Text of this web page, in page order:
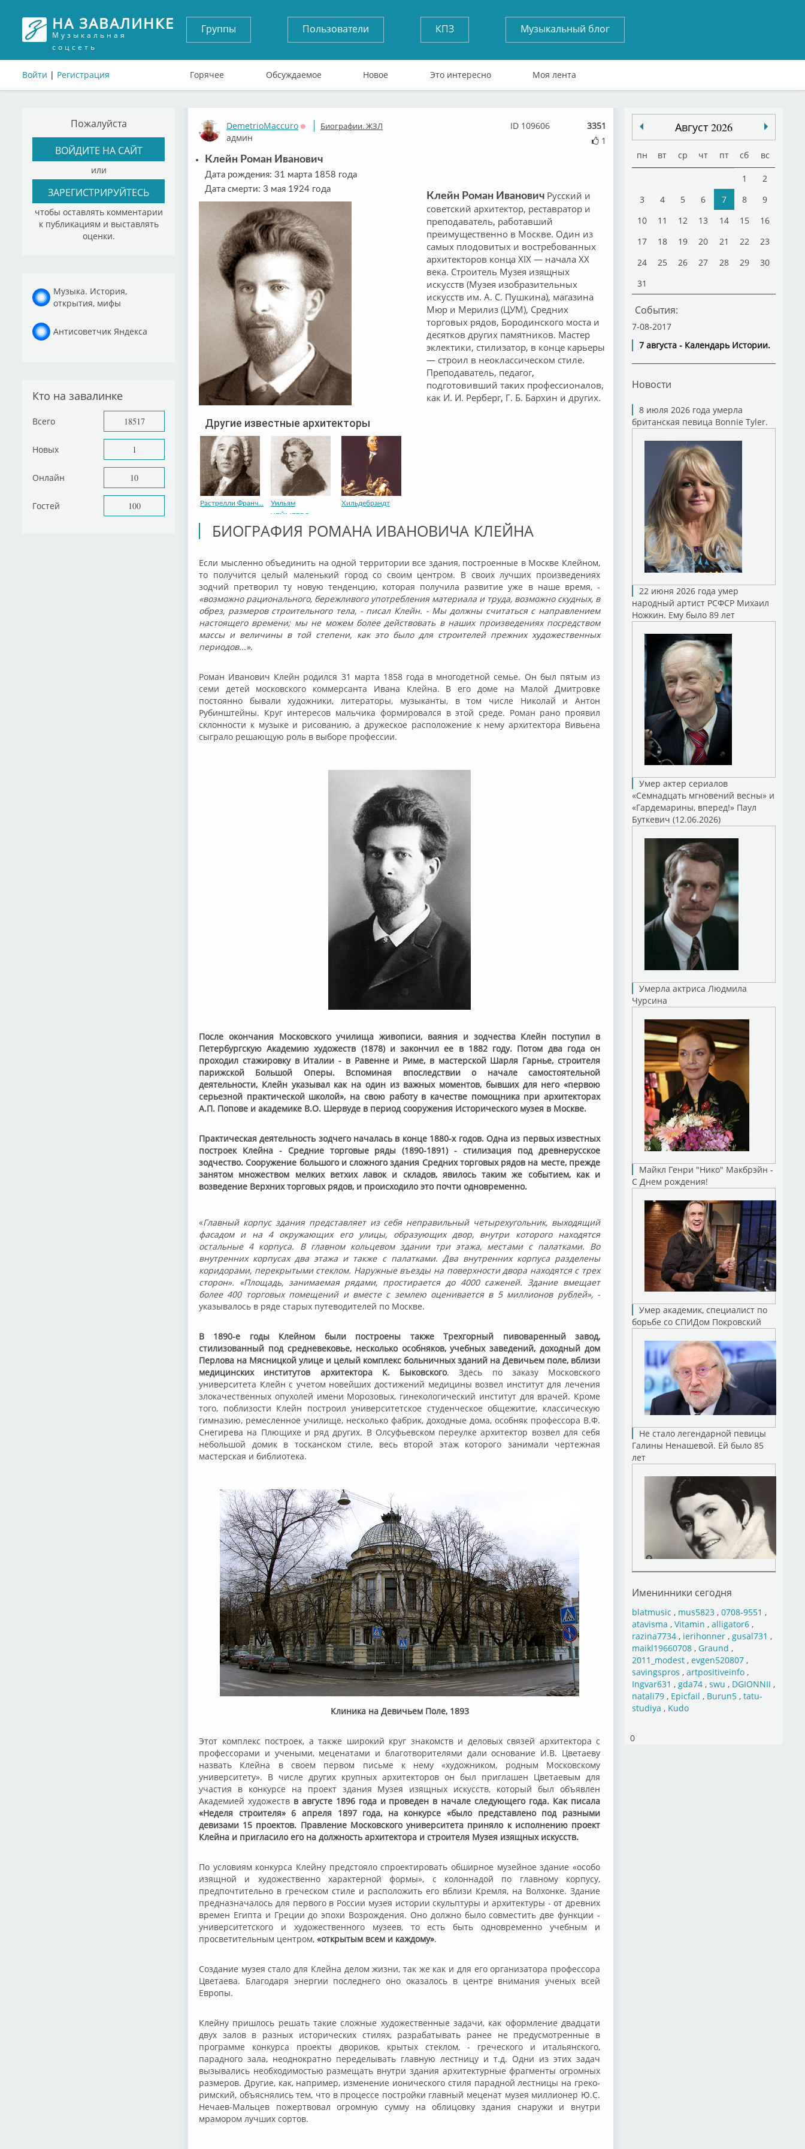
НА ЗАВАЛИНКЕ
Музыкальная
соцсеть
Войти | Регистрация
Группы Пользователи КПЗ Музыкальный блог
Горячее Обсуждаемое Новое Это интересно Моя лента
Пожалуйста
ВОЙДИТЕ НА САЙТ
или
ЗАРЕГИСТРИРУЙТЕСЬ
чтобы оставлять комментарии
к публикациям и выставлять
оценки.
Музыка. История,
открытия, мифы
Антисоветчик Яндекса
Кто на завалинке
Всего 18517
Новых 1
Онлайн 10
Гостей 100
DemetrioMaccuro
Оффлайн
админ
Биографии. ЖЗЛ
3351
1
ID 109606
Клейн Роман Иванович
Дата рождения: 31 марта 1858 года
Дата смерти: 3 мая 1924 года
Клейн Роман Иванович Русский и
советский архитектор, реставратор и
преподаватель, работавший
преимущественно в Москве. Один из
самых плодовитых и востребованных
архитекторов конца XIX — начала XX
века. Строитель Музея изящных
искусств (Музея изобразительных
искусств им. А. С. Пушкина), магазина
Мюр и Мерилиз (ЦУМ), Средних
торговых рядов, Бородинского моста и
десятков других памятников. Мастер
эклектики, стилизатор, в конце карьеры
— строил в неоклассическом стиле.
Преподаватель, педагог,
подготовивший таких профессионалов,
как И. И. Рерберг, Г. Б. Бархин и других.
Другие известные архитекторы
Растрелли Франч...
Уильям
ЧЕЙМБЕРС
Хильдебрандт
БИОГРАФИЯ РОМАНА ИВАНОВИЧА КЛЕЙНА
Если мысленно объединить на одной территории все здания, построенные в Москве Клейном,
то получится целый маленький город со своим центром. В своих лучших произведениях
зодчий претворил ту новую тенденцию, которая получила развитие уже в наше время, -
«возможно рационального, бережливого употребления материала и труда, возможно скудных, в
обрез, размеров строительного тела, - писал Клейн. - Мы должны считаться с направлением
настоящего времени; мы не можем более действовать в наших произведениях посредством
массы и величины в той степени, как это было для строителей прежних художественных
периодов...».
Роман Иванович Клейн родился 31 марта 1858 года в многодетной семье. Он был пятым из
семи детей московского коммерсанта Ивана Клейна. В его доме на Малой Дмитровке
постоянно бывали художники, литераторы, музыканты, в том числе Николай и Антон
Рубинштейны. Круг интересов мальчика формировался в этой среде. Роман рано проявил
склонности к музыке и рисованию, а дружеское расположение к нему архитектора Вивьена
сыграло решающую роль в выборе профессии.
После окончания Московского училища живописи, ваяния и зодчества Клейн поступил в
Петербургскую Академию художеств (1878) и закончил ее в 1882 году. Потом два года он
проходил стажировку в Италии - в Равенне и Риме, в мастерской Шарля Гарнье, строителя
парижской Большой Оперы. Вспоминая впоследствии о начале самостоятельной
деятельности, Клейн указывал как на один из важных моментов, бывших для него «первою
серьезной практической школой», на свою работу в качестве помощника при архитекторах
А.П. Попове и академике В.О. Шервуде в период сооружения Исторического музея в Москве.
Практическая деятельность зодчего началась в конце 1880-х годов. Одна из первых известных
построек Клейна - Средние торговые ряды (1890-1891) - стилизация под древнерусское
зодчество. Сооружение большого и сложного здания Средних торговых рядов на месте, прежде
занятом множеством мелких ветхих лавок и складов, явилось таким же событием, как и
возведение Верхних торговых рядов, и происходило это почти одновременно.
«Главный корпус здания представляет из себя неправильный четырехугольник, выходящий
фасадом и на 4 окружающих его улицы, образующих двор, внутри которого находятся
остальные 4 корпуса. В главном кольцевом здании три этажа, местами с палатками. Во
внутренних корпусах два этажа и также с палатками. Два внутренних корпуса разделены
коридорами, перекрытыми стеклом. Наружные въезды на поверхности двора находятся с трех
сторон». «Площадь, занимаемая рядами, простирается до 4000 саженей. Здание вмещает
более 400 торговых помещений и вместе с землею оценивается в 5 миллионов рублей», -
указывалось в ряде старых путеводителей по Москве.
В 1890-е годы Клейном были построены также Трехгорный пивоваренный завод,
стилизованный под средневековье, несколько особняков, учебных заведений, доходный дом
Перлова на Мясницкой улице и целый комплекс больничных зданий на Девичьем поле, вблизи
медицинских институтов архитектора К. Быковского. Здесь по заказу Московского
университета Клейн с учетом новейших достижений медицины возвел институт для лечения
злокачественных опухолей имени Морозовых, гинекологический институт для врачей. Кроме
того, поблизости Клейн построил университетское студенческое общежитие, классическую
гимназию, ремесленное училище, несколько фабрик, доходные дома, особняк профессора В.Ф.
Снегирева на Плющихе и ряд других. В Олсуфьевском переулке архитектор возвел для себя
небольшой домик в тосканском стиле, весь второй этаж которого занимали чертежная
мастерская и библиотека.
Клиника на Девичьем Поле, 1893
Этот комплекс построек, а также широкий круг знакомств и деловых связей архитектора с
профессорами и учеными, меценатами и благотворителями дали основание И.В. Цветаеву
назвать Клейна в своем первом письме к нему «художником, родным Московскому
университету». В числе других крупных архитекторов он был приглашен Цветаевым для
участия в конкурсе на проект здания Музея изящных искусств, который был объявлен
Академией художеств в августе 1896 года и проведен в начале следующего года. Как писала
«Неделя строителя» 6 апреля 1897 года, на конкурсе «было представлено под разными
девизами 15 проектов. Правление Московского университета приняло к исполнению проект
Клейна и пригласило его на должность архитектора и строителя Музея изящных искусств.
По условиям конкурса Клейну предстояло спроектировать обширное музейное здание «особо
изящной и художественно характерной формы», с колоннадой по главному корпусу,
предпочтительно в греческом стиле и расположить его вблизи Кремля, на Волхонке. Здание
предназначалось для первого в России музея истории скульптуры и архитектуры - от древних
времен Египта и Греции до эпохи Возрождения. Оно должно было совместить две функции -
университетского и художественного музеев, то есть быть одновременно учебным и
просветительным центром, «открытым всем и каждому».
Создание музея стало для Клейна делом жизни, так же как и для его организатора профессора
Цветаева. Благодаря энергии последнего оно оказалось в центре внимания ученых всей
Европы.
Клейну пришлось решать такие сложные художественные задачи, как оформление двадцати
двух залов в разных исторических стилях, разрабатывать ранее не предусмотренные в
программе конкурса проекты двориков, крытых стеклом, - греческого и итальянского,
парадного зала, неоднократно переделывать главную лестницу и т.д. Одни из этих задач
вызывались необходимостью размещать внутри здания архитектурные фрагменты огромных
размеров. Другие, как, например, изменение ионического стиля парадной лестницы на греко-
римский, объяснялись тем, что в процессе постройки главный меценат музея миллионер Ю.С.
Нечаев-Мальцев пожертвовал огромную сумму на облицовку здания снаружи и внутри
мрамором лучших сортов.
Август 2026
пн вт ср чт пт сб вс
1
2
3
4 5 6 7 8
9
10
11 12 13 14 15
16
17
18 19 20 21 22
23
24
25 26 27 28 29
30
31
События:
7-08-2017
7 августа - Календарь Истории.
Новости
8 июля 2026 года умерла
британская певица Bonnie Tyler.
22 июня 2026 года умер
народный артист РСФСР Михаил
Ножкин. Ему было 89 лет
Умер актер сериалов
«Семнадцать мгновений весны» и
«Гардемарины, вперед!» Паул
Буткевич (12.06.2026)
Умерла актриса Людмила
Чурсина
Майкл Генри "Нико" Макбрэйн -
С Днем рождения!
Умер академик, специалист по
борьбе со СПИДом Покровский
Не стало легендарной певицы
Галины Ненашевой. Ей было 85
лет
Именинники сегодня
blatmusic , mus5823, 0708-9551 ,
atavisma , Vitamin , alligator6,
razina7734, ierihonner, gusal731 ,
maikl19660708, Graund ,
2011_modest, evgen520807,
savingspros , artpositiveinfo,
Ingvar631 , gda74, swu , DGIONNII ,
natali79, Epicfail , Burun5, tatu-
studiya , Kudo
0